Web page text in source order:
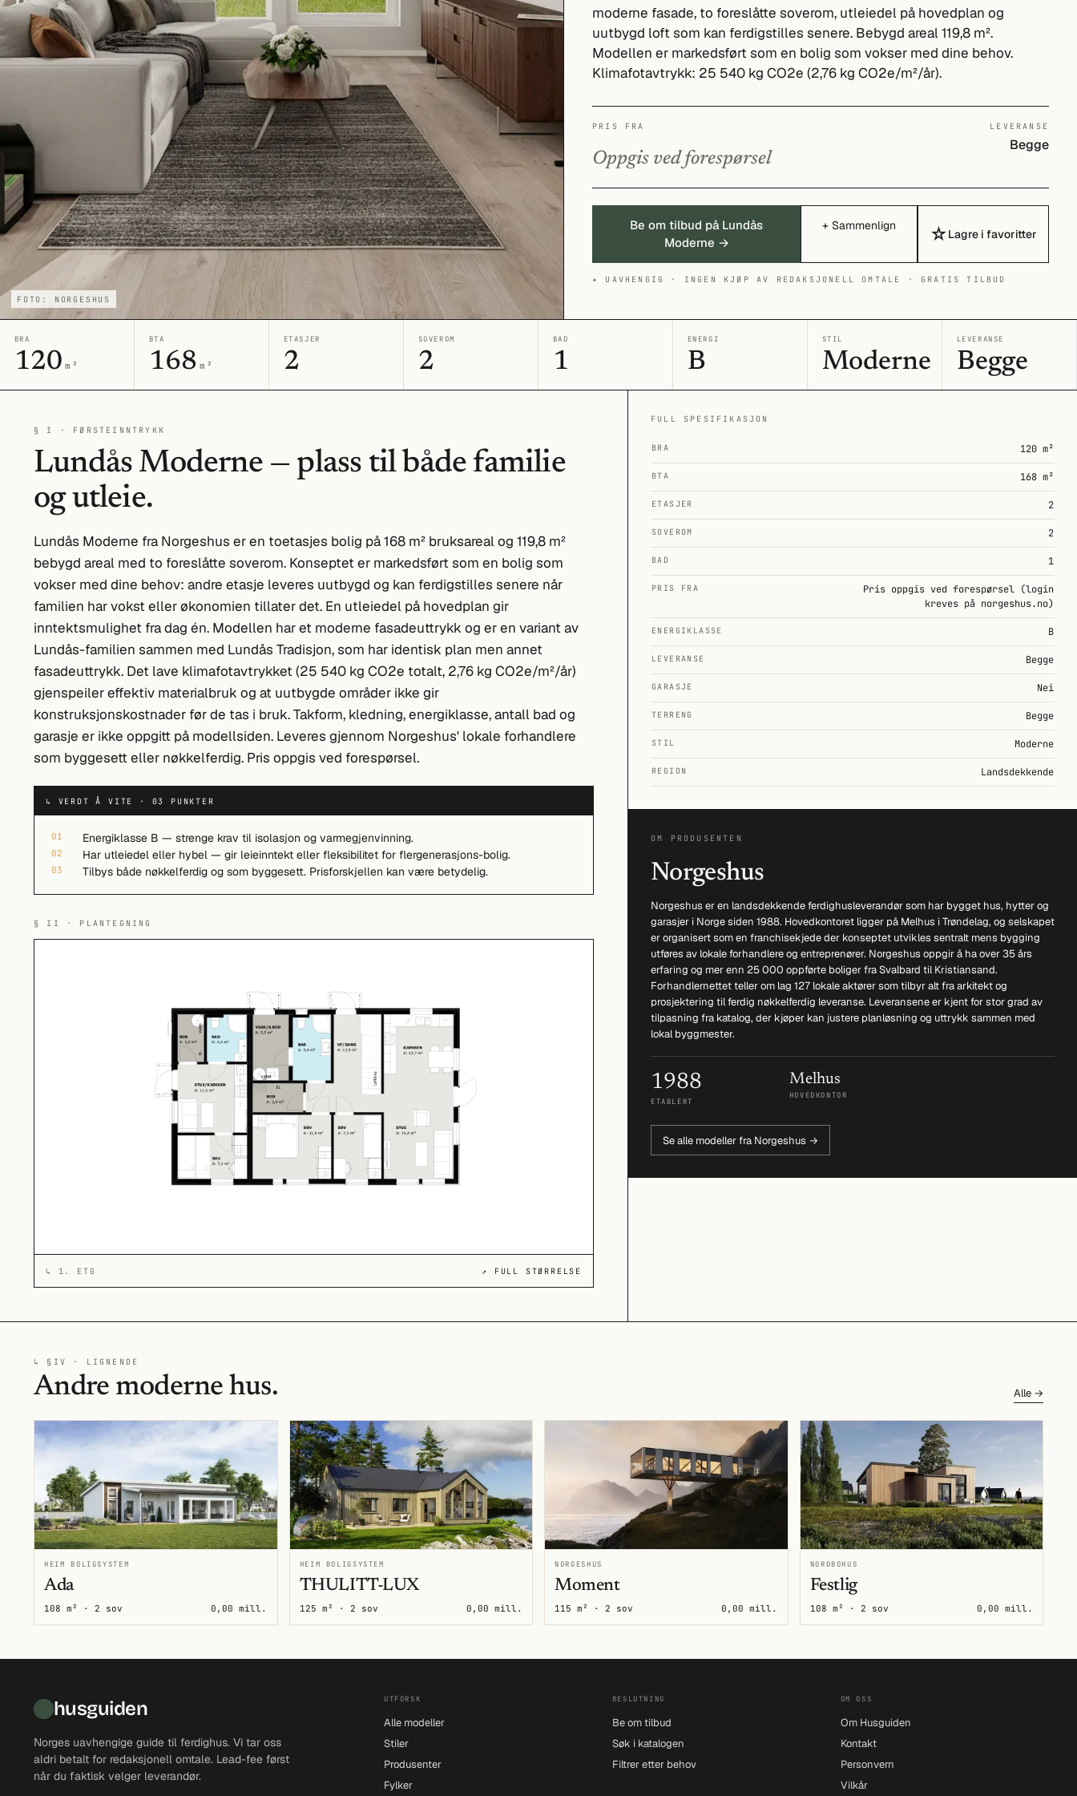
FOTO: NORGESHUS
moderne fasade, to foreslåtte soverom, utleiedel på hovedplan og
uutbygd loft som kan ferdigstilles senere. Bebygd areal 119,8 m².
Modellen er markedsført som en bolig som vokser med dine behov.
Klimafotavtrykk: 25 540 kg CO2e (2,76 kg CO2e/m²/år).
PRIS FRA
Oppgis ved forespørsel
LEVERANSE
Begge
Be om tilbud på Lundås
Moderne →
+ Sammenlign ☆Lagre i favoritter
✦ UAVHENGIG · INGEN KJØP AV REDAKSJONELL OMTALE · GRATIS TILBUD
BRA
120 m²
BTA
168 m²
ETASJER
2
SOVEROM
2
BAD
1
ENERGI
B
STIL
Moderne
LEVERANSE
Begge
§ I · FØRSTEINNTRYKK
Lundås Moderne — plass til både familie
og utleie.
Lundås Moderne fra Norgeshus er en toetasjes bolig på 168 m² bruksareal og 119,8 m²
bebygd areal med to foreslåtte soverom. Konseptet er markedsført som en bolig som
vokser med dine behov: andre etasje leveres uutbygd og kan ferdigstilles senere når
familien har vokst eller økonomien tillater det. En utleiedel på hovedplan gir
inntektsmulighet fra dag én. Modellen har et moderne fasadeuttrykk og er en variant av
Lundås-familien sammen med Lundås Tradisjon, som har identisk plan men annet
fasadeuttrykk. Det lave klimafotavtrykket (25 540 kg CO2e totalt, 2,76 kg CO2e/m²/år)
gjenspeiler effektiv materialbruk og at uutbygde områder ikke gir
konstruksjonskostnader før de tas i bruk. Takform, kledning, energiklasse, antall bad og
garasje er ikke oppgitt på modellsiden. Leveres gjennom Norgeshus' lokale forhandlere
som byggesett eller nøkkelferdig. Pris oppgis ved forespørsel.
↳ VERDT Å VITE · 03 PUNKTER
01 Energiklasse B — strenge krav til isolasjon og varmegjenvinning.
02 Har utleiedel eller hybel — gir leieinntekt eller fleksibilitet for flergenerasjons-bolig.
03 Tilbys både nøkkelferdig og som byggesett. Prisforskjellen kan være betydelig.
§ II · PLANTEGNING
↳ 1. ETG ↗ FULL STØRRELSE
FULL SPESIFIKASJON
BRA 120 m²
BTA 168 m²
ETASJER 2
SOVEROM 2
BAD 1
PRIS FRA
Pris oppgis ved forespørsel (login
kreves på norgeshus.no)
ENERGIKLASSE B
LEVERANSE Begge
GARASJE Nei
TERRENG Begge
STIL Moderne
REGION Landsdekkende
OM PRODUSENTEN
Norgeshus
Norgeshus er en landsdekkende ferdighusleverandør som har bygget hus, hytter og
garasjer i Norge siden 1988. Hovedkontoret ligger på Melhus i Trøndelag, og selskapet
er organisert som en franchisekjede der konseptet utvikles sentralt mens bygging
utføres av lokale forhandlere og entreprenører. Norgeshus oppgir å ha over 35 års
erfaring og mer enn 25 000 oppførte boliger fra Svalbard til Kristiansand.
Forhandlernettet teller om lag 127 lokale aktører som tilbyr alt fra arkitekt og
prosjektering til ferdig nøkkelferdig leveranse. Leveransene er kjent for stor grad av
tilpasning fra katalog, der kjøper kan justere planløsning og uttrykk sammen med
lokal byggmester.
1988
ETABLERT
Melhus
HOVEDKONTOR
Se alle modeller fra Norgeshus →
↳ §IV · LIGNENDE
Andre moderne hus. Alle →
HEIM BOLIGSYSTEM
Ada
108 m² · 2 sov 0,00 mill.
HEIM BOLIGSYSTEM
THULITT-LUX
125 m² · 2 sov 0,00 mill.
NORGESHUS
Moment
115 m² · 2 sov 0,00 mill.
NORDBOHUS
Festlig
108 m² · 2 sov 0,00 mill.
husguiden
Norges uavhengige guide til ferdighus. Vi tar oss
aldri betalt for redaksjonell omtale. Lead-fee først
når du faktisk velger leverandør.
UTFORSK
Alle modeller
Stiler
Produsenter
Fylker
BESLUTNING
Be om tilbud
Søk i katalogen
Filtrer etter behov
OM OSS
Om Husguiden
Kontakt
Personvern
Vilkår